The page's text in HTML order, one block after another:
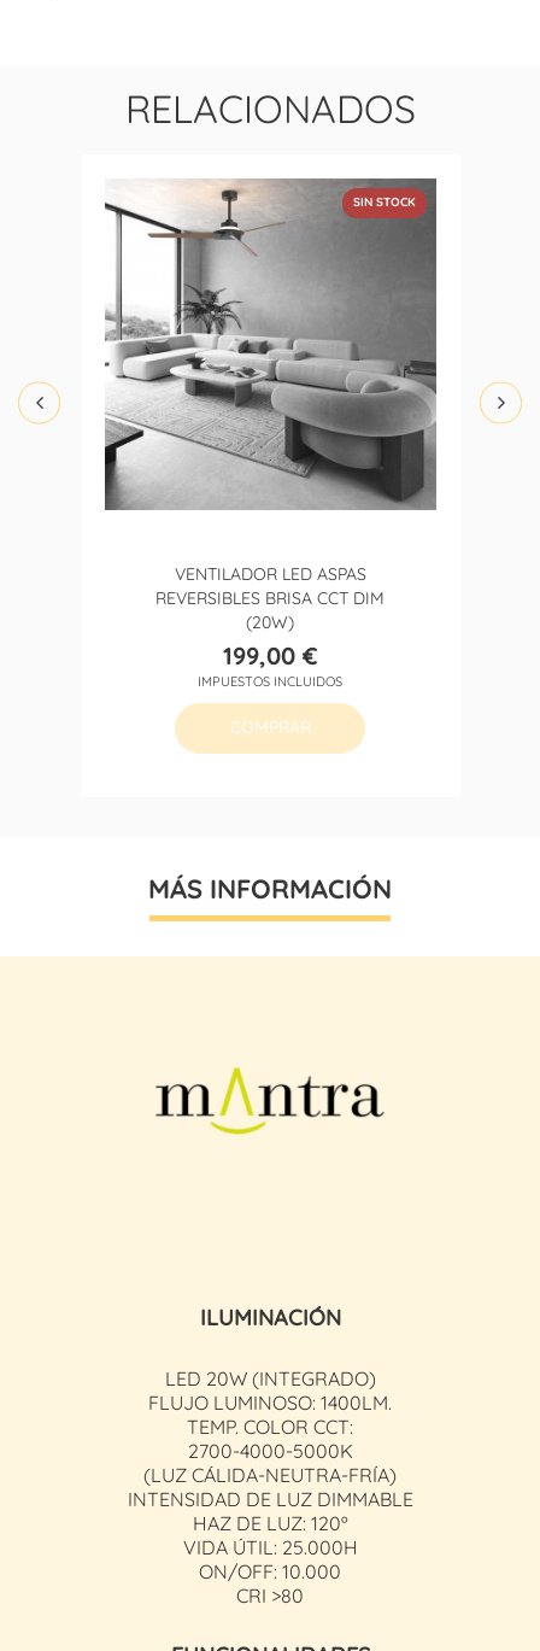
RELACIONADOS
VENTILADOR LED ASPAS
REVERSIBLES BRISA CCT DIM
(20W)
Precio
199,00 €
IMPUESTOS INCLUIDOS
SIN STOCK
COMPRAR
MÁS INFORMACIÓN
ILUMINACIÓN
LED 20W (INTEGRADO)
FLUJO LUMINOSO: 1400LM.
TEMP. COLOR CCT:
2700-4000-5000K
(LUZ CÁLIDA-NEUTRA-FRÍA)
INTENSIDAD DE LUZ DIMMABLE
HAZ DE LUZ: 120º
VIDA ÚTIL: 25.000H
ON/OFF: 10.000
CRI >80